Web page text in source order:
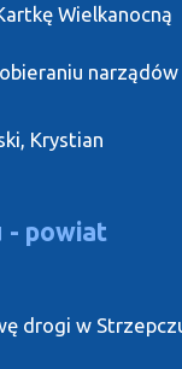
Wielkanocną
narządów
Krystian
- powiat
drogi w